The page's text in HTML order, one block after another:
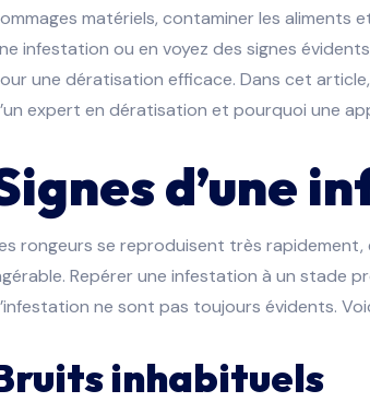
matériels, contaminer les aliments
infestation ou en voyez des signes
une dératisation efficace. Dans cet
expert en dératisation et pourquoi une
d’une
rongeurs se reproduisent très
Repérer une infestation à un stade
ne sont pas toujours évidents.
inhabituels